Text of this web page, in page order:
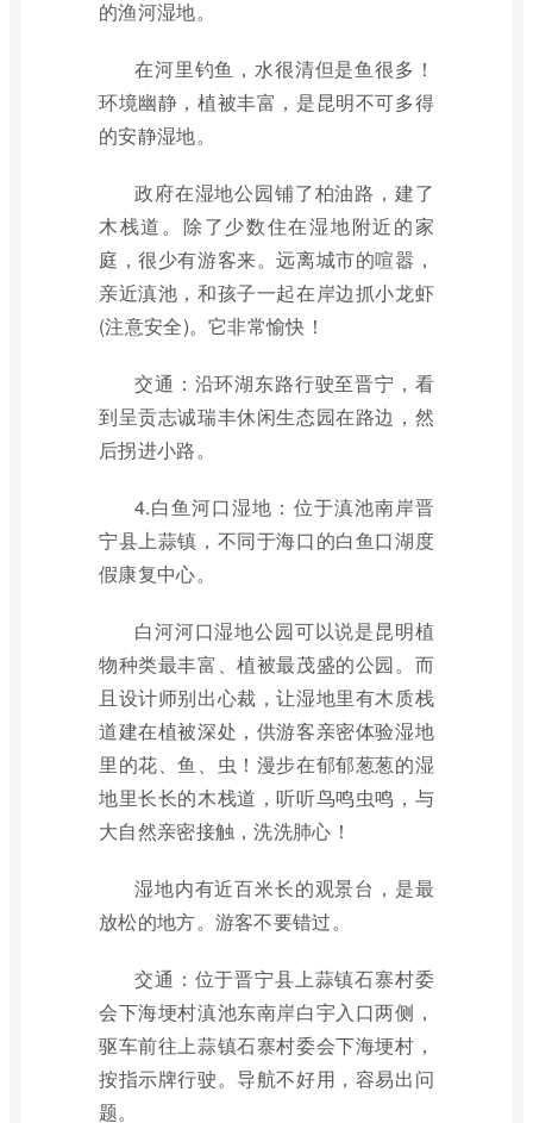
的渔河湿地。
在河里钓鱼，水很清但是鱼很多！
环境幽静，植被丰富，是昆明不可多得
的安静湿地。
政府在湿地公园铺了柏油路，建了
木栈道。除了少数住在湿地附近的家
庭，很少有游客来。远离城市的喧嚣，
亲近滇池，和孩子一起在岸边抓小龙虾
(注意安全)。它非常愉快！
交通：沿环湖东路行驶至晋宁，看
到呈贡志诚瑞丰休闲生态园在路边，然
后拐进小路。
4.白鱼河口湿地：位于滇池南岸晋
宁县上蒜镇，不同于海口的白鱼口湖度
假康复中心。
白河河口湿地公园可以说是昆明植
物种类最丰富、植被最茂盛的公园。而
且设计师别出心裁，让湿地里有木质栈
道建在植被深处，供游客亲密体验湿地
里的花、鱼、虫！漫步在郁郁葱葱的湿
地里长长的木栈道，听听鸟鸣虫鸣，与
大自然亲密接触，洗洗肺心！
湿地内有近百米长的观景台，是最
放松的地方。游客不要错过。
交通：位于晋宁县上蒜镇石寨村委
会下海埂村滇池东南岸白宇入口两侧，
驱车前往上蒜镇石寨村委会下海埂村，
按指示牌行驶。导航不好用，容易出问
题。